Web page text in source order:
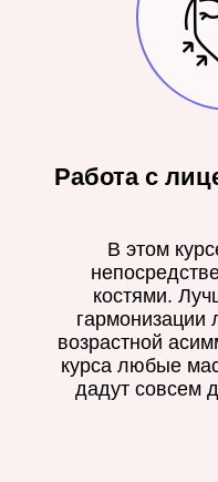
Работа с
В этом
костями.
гармонизации
возрастной
курса любые
дадут совсем